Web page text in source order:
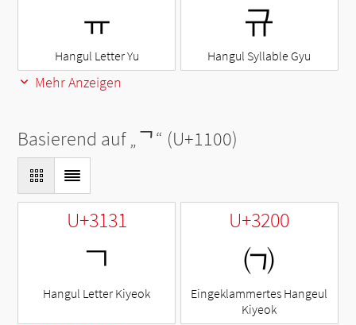
ㅠ
Hangul Letter Yu
규
Hangul Syllable Gyu
Mehr Anzeigen
Basierend auf „ᄀ“ (U+1100)
U+3131
ㄱ
Hangul Letter Kiyeok
U+3200
㈀
Eingeklammertes Hangeul
Kiyeok